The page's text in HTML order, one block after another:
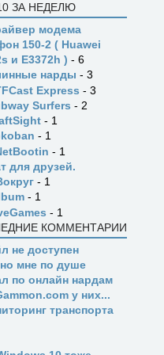
ЗА НЕДЕЛЮ
модема
150-2 ( Huawei
и E3372h ) - 6
нарды - 3
Express - 3
Surfers - 2
- 1
- 1
- 1
для друзей.
- 1
- 1
- 1
КОММЕНТАРИИ
не доступен
мне по душе
по онлайн нардам
у них...
транспорта